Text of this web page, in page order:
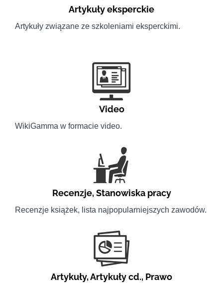
Artykuły eksperckie
Artykuły związane ze szkoleniami eksperckimi.
Video
WikiGamma w formacie video.
Recenzje,Stanowiska pracy
Recenzje książek, lista najpopularniejszych zawodów.
Artykuły,Artykuły cd., Prawo